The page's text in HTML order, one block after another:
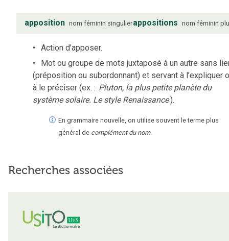
apposition nom féminin singulierappositions nom féminin
Action d’apposer.
Mot ou groupe de mots juxtaposé à un autre sans
(préposition ou subordonnant) et servant à l’expliquer
à le préciser (ex. : Pluton, la plus petite planète du
système solaire. Le style Renaissance).
En grammaire nouvelle, on utilise souvent le terme plus
général de complément du nom.
Recherches associées